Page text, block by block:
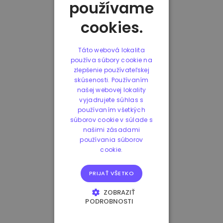
používame
cookies.
Táto webová lokalita
používa súbory cookie na
zlepšenie používateľskej
skúsenosti. Používaním
našej webovej lokality
vyjadrujete súhlas s
používaním všetkých
súborov cookie v súlade s
našimi zásadami
používania súborov
cookie.
PRIJAŤ VŠETKO
ZOBRAZIŤ
PODROBNOSTI